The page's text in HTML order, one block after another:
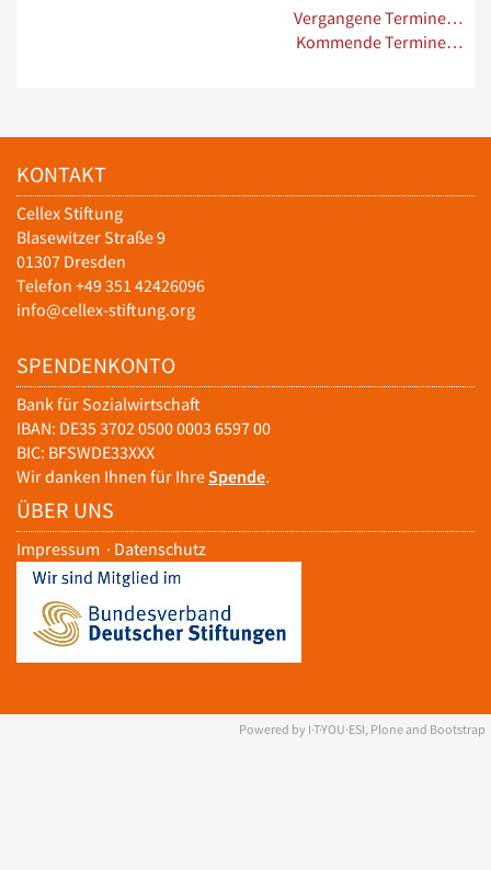
Vergangene Termine…
Kommende Termine…
KONTAKT
Cellex Stiftung
Blasewitzer Straße 9
01307 Dresden
Telefon +49 351 42426096
info@cellex-stiftung.org
SPENDENKONTO
Bank für Sozialwirtschaft
IBAN: DE35 3702 0500 0003 6597 00
BIC: BFSWDE33XXX
Wir danken Ihnen für IhreSpende.
ÜBER UNS
Impressum · Datenschutz
Powered by I·T·YOU·ESI, Plone and Bootstrap